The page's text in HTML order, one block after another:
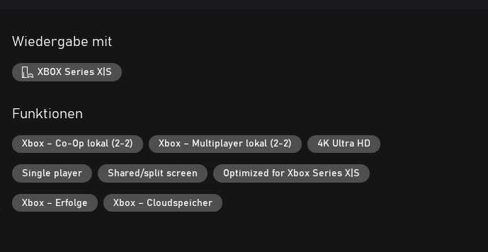
Wiedergabe mit
XBOX Series X|S
Funktionen
Xbox – Co-Op lokal (2-2) Xbox – Multiplayer lokal (2-2) 4K Ultra HD
Single player Shared/split screen Optimized for Xbox Series X|S
Xbox – Erfolge Xbox – Cloudspeicher